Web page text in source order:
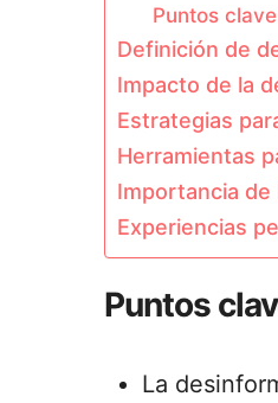
Puntos clave
Definición de
Impacto de la
Estrategias
Herramientas
Importancia de
Experiencias
Puntos
La